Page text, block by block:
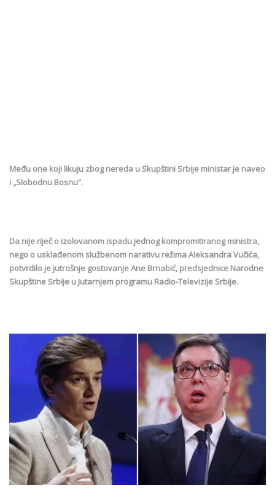
Među one koji likuju zbog nereda u Skupštini Srbije ministar je naveo
i „Slobodnu Bosnu“.
Da nije riječ o izolovanom ispadu jednog kompromitiranog ministra,
nego o usklađenom službenom narativu režima Aleksandra Vučića,
potvrdilo je jutrošnje gostovanje Ane Brnabić, predsjednice Narodne
Skupštine Srbije u Jutarnjem programu Radio-Televizije Srbije.